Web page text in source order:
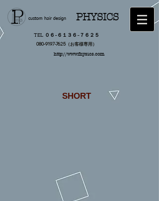
custom hair design PHYSICS
TEL ０６−６１３６−７６２５
​080-9197-7625（お客様専用）
http://www.fhysics.com
SHORT